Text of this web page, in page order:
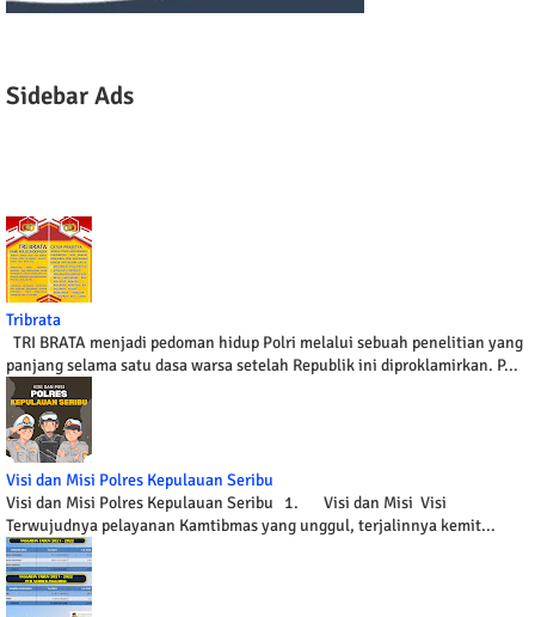
Sidebar Ads
Tribrata
TRI BRATA menjadi pedoman hidup Polri melalui sebuah penelitian yang
panjang selama satu dasa warsa setelah Republik ini diproklamirkan. P...
Visi dan Misi Polres Kepulauan Seribu
Visi dan Misi Polres Kepulauan Seribu 1. Visi dan Misi Visi
Terwujudnya pelayanan Kamtibmas yang unggul, terjalinnya kemit...